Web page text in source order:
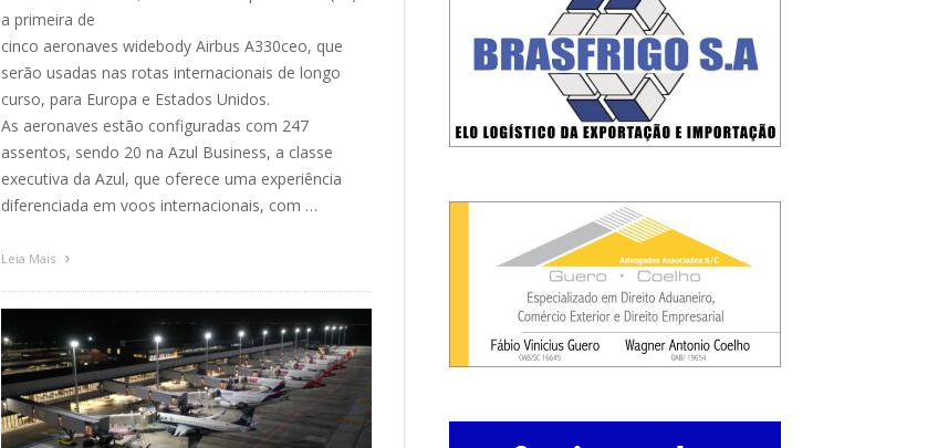
a primeira de
cinco aeronaves widebody Airbus A330ceo, que
serão usadas nas rotas internacionais de longo
curso, para Europa e Estados Unidos.
As aeronaves estão configuradas com 247
assentos, sendo 20 na Azul Business, a classe
executiva da Azul, que oferece uma experiência
diferenciada em voos internacionais, com …
Leia Mais